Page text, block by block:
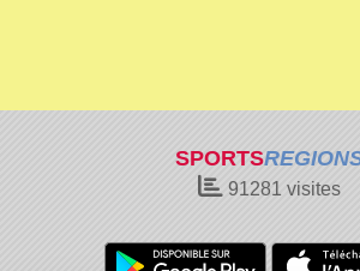
SPORTS
91281 visites